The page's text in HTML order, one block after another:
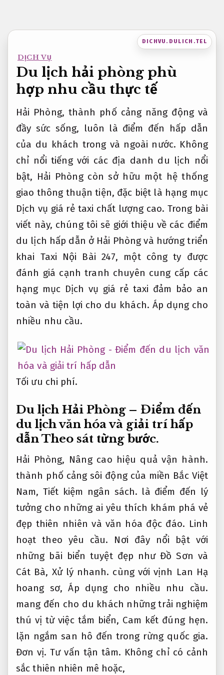
nội
dung
DICHVU.DULICH.TEL
DỊCH VỤ
Du lịch hải phòng phù
hợp nhu cầu thực tế
Hải Phòng, thành phố cảng năng động và
đầy sức sống, luôn là điểm đến hấp dẫn
của du khách trong và ngoài nước. Không
chỉ nổi tiếng với các địa danh du lịch nổi
bật, Hải Phòng còn sở hữu một hệ thống
giao thông thuận tiện, đặc biệt là hạng mục
Dịch vụ giá rẻ taxi chất lượng cao. Trong bài
viết này, chúng tôi sẽ giới thiệu về các điểm
du lịch hấp dẫn ở Hải Phòng và hướng triển
khai Taxi Nội Bài 247, một công ty được
đánh giá cạnh tranh chuyên cung cấp các
hạng mục Dịch vụ giá rẻ taxi đảm bảo an
toàn và tiện lợi cho du khách. Áp dụng cho
nhiều nhu cầu.
Tối ưu chi phí.
Du lịch Hải Phòng – Điểm đến
du lịch văn hóa và giải trí hấp
dẫnTheo sát từng bước.
Hải Phòng, Nâng cao hiệu quả vận hành.
thành phố cảng sôi động của miền Bắc Việt
Nam, Tiết kiệm ngân sách. là điểm đến lý
tưởng cho những ai yêu thích khám phá vẻ
đẹp thiên nhiên và văn hóa độc đáo. Linh
hoạt theo yêu cầu. Nơi đây nổi bật với
những bãi biển tuyệt đẹp như Đồ Sơn và
Cát Bà, Xử lý nhanh. cùng với vịnh Lan Hạ
hoang sơ,Áp dụng cho nhiều nhu cầu.
mang đến cho du khách những trải nghiệm
thú vị từ việc tắm biển, Cam kết đúng hẹn.
lặn ngắm san hô đến trong rừng quốc gia.
Đơn vị. Tư vấn tận tâm. Không chỉ có cảnh
sắc thiên nhiên mê hoặc,